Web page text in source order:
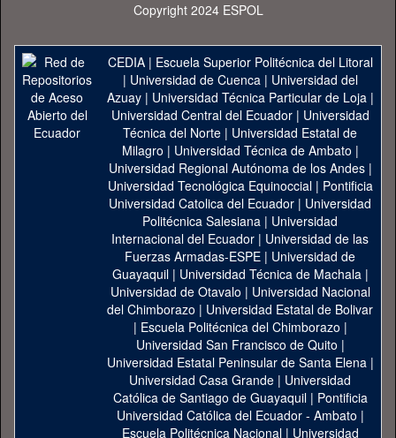
Copyright 2024 ESPOL
CEDIA| Escuela Superior Politécnica del Litoral
| Universidad de Cuenca| Universidad del
Azuay| Universidad Técnica Particular de Loja|
Universidad Central del Ecuador| Universidad
Técnica del Norte | Universidad Estatal de
Milagro | Universidad Técnica de Ambato |
Universidad Regional Autónoma de los Andes|
Universidad Tecnológica Equinoccial| Pontificia
Universidad Catolica del Ecuador | Universidad
Politécnica Salesiana | Universidad
Internacional del Ecuador | Universidad de las
Fuerzas Armadas-ESPE | Universidad de
Guayaquil| Universidad Técnica de Machala|
Universidad de Otavalo | Universidad Nacional
del Chimborazo | Universidad Estatal de Bolivar
| Escuela Politécnica del Chimborazo |
Universidad San Francisco de Quito |
Universidad Estatal Peninsular de Santa Elena|
Universidad Casa Grande | Universidad
Católica de Santiago de Guayaquil| Pontificia
Universidad Católica del Ecuador - Ambato |
Escuela Politécnica Nacional| Universidad